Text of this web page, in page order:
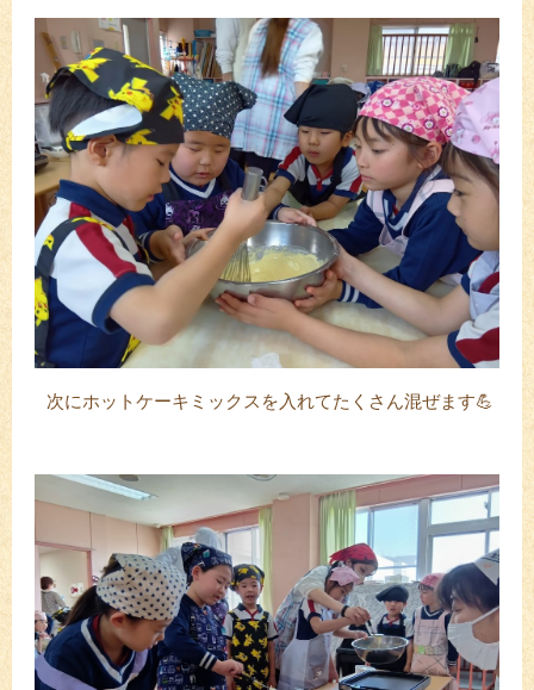
次にホットケーキミックスを入れてたくさん混ぜます💪